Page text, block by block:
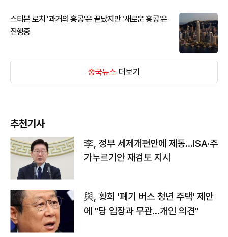
스티븐 로치 '과거의 홍콩'은 끝났지만 '새로운 홍콩'은
진행중
중국뉴스 더보기
추천기사
李, 정부 세제개편안에 제동…ISA·주
가누르기안 재검토 지시
與, 황희 '폐기 버스 청년 주택' 제안
에 "당 입장과 무관…개인 의견"